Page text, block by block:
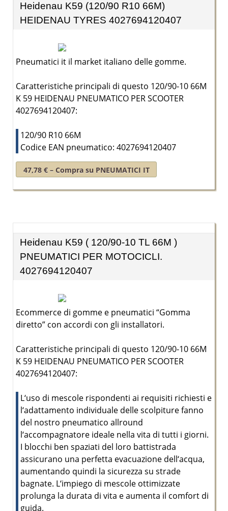
Heidenau K59 (120/90 R10 66M)
HEIDENAU TYRES 4027694120407
Pneumatici it il market italiano delle gomme.
Caratteristiche principali di questo 120/90-10 66M
K 59 HEIDENAU PNEUMATICO PER SCOOTER
4027694120407:
120/90 R10 66M
Codice EAN pneumatico: 4027694120407
47,78 € – Compra su PNEUMATICI IT
Heidenau K59 ( 120/90-10 TL 66M )
PNEUMATICI PER MOTOCICLI.
4027694120407
Ecommerce di gomme e pneumatici “Gomma
diretto” con accordi con gli installatori.
Caratteristiche principali di questo 120/90-10 66M
K 59 HEIDENAU PNEUMATICO PER SCOOTER
4027694120407:
L‘uso di mescole rispondenti ai requisiti richiesti e
l‘adattamento individuale delle scolpiture fanno
del nostro pneumatico allround
l‘accompagnatore ideale nella vita di tutti i giorni.
I blocchi ben spaziati del loro battistrada
assicurano una perfetta evacuazione dell‘acqua,
aumentando quindi la sicurezza su strade
bagnate. L‘impiego di mescole ottimizzate
prolunga la durata di vita e aumenta il comfort di
guida.